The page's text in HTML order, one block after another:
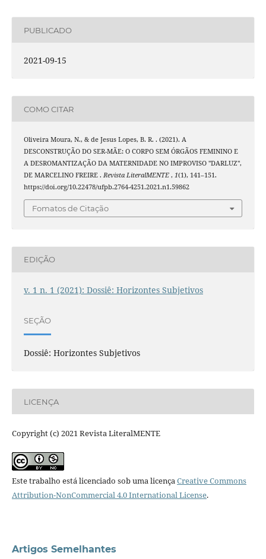
PUBLICADO
2021-09-15
COMO CITAR
Oliveira Moura, N., & de Jesus Lopes, B. R. . (2021). A
DESCONSTRUÇÃO DO SER-MÃE: O CORPO SEM ÓRGÃOS FEMININO E
A DESROMANTIZAÇÃO DA MATERNIDADE NO IMPROVISO "DARLUZ",
DE MARCELINO FREIRE . Revista LiteralMENTE , 1(1), 141–151.
https://doi.org/10.22478/ufpb.2764-4251.2021.n1.59862
Fomatos de Citação
EDIÇÃO
v. 1 n. 1 (2021): Dossiê: Horizontes Subjetivos
SEÇÃO
Dossiê: Horizontes Subjetivos
LICENÇA
Copyright (c) 2021 Revista LiteralMENTE
Este trabalho está licenciado sob uma licençaCreative Commons
Attribution-NonCommercial 4.0 International License.
Artigos Semelhantes